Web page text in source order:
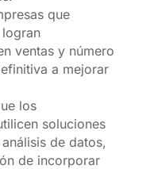
que
ventas y número
a mejorar
los
soluciones
de datos,
de incorporar